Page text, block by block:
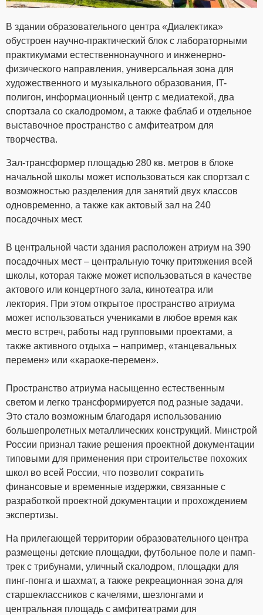
В здании образовательного центра «Диалектика»
обустроен научно-практический блок с лабораторными
практикумами естественнонаучного и инженерно-
физического направления, универсальная зона для
художественного и музыкального образования, IT-
полигон, информационный центр с медиатекой, два
спортзала со скалодромом, а также фаблаб и отдельное
выставочное пространство с амфитеатром для
творчества.
Зал-трансформер площадью 280 кв. метров в блоке
начальной школы может использоваться как спортзал с
возможностью разделения для занятий двух классов
одновременно, а также как актовый зал на 240
посадочных мест.
В центральной части здания расположен атриум на 390
посадочных мест – центральную точку притяжения всей
школы, которая также может использоваться в качестве
актового или концертного зала, кинотеатра или
лектория. При этом открытое пространство атриума
может использоваться учениками в любое время как
место встреч, работы над групповыми проектами, а
также активного отдыха – например, «танцевальных
перемен» или «караоке-перемен».
Пространство атриума насыщенно естественным
светом и легко трансформируется под разные задачи.
Это стало возможным благодаря использованию
большепролетных металлических конструкций. Минстрой
России признал такие решения проектной документации
типовыми для применения при строительстве похожих
школ во всей России, что позволит сократить
финансовые и временные издержки, связанные с
разработкой проектной документации и прохождением
экспертизы.
На прилегающей территории образовательного центра
размещены детские площадки, футбольное поле и памп-
трек с трибунами, уличный скалодром, площадки для
пинг-понга и шахмат, а также рекреационная зона для
старшеклассников с качелями, шезлонгами и
центральная площадь с амфитеатрами для